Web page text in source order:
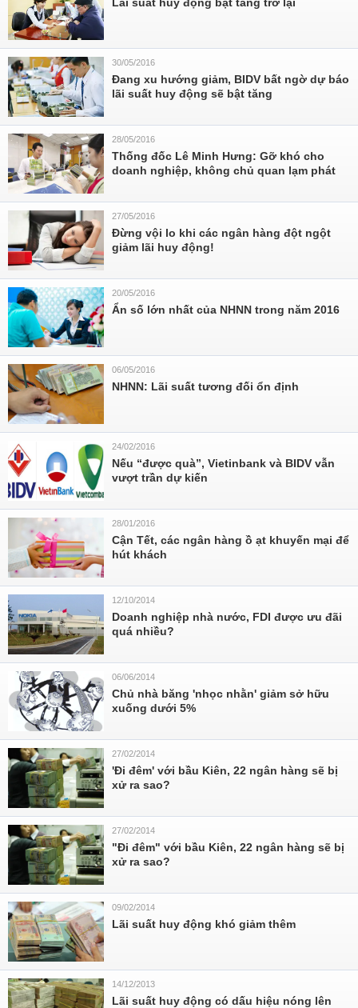
30/05/2016
Đang xu hướng giảm, BIDV bất ngờ dự báo
lãi suất huy động sẽ bật tăng
28/05/2016
Thống đốc Lê Minh Hưng: Gỡ khó cho
doanh nghiệp, không chủ quan lạm phát
27/05/2016
Đừng vội lo khi các ngân hàng đột ngột
giảm lãi huy động!
20/05/2016
Ẩn số lớn nhất của NHNN trong năm 2016
06/05/2016
NHNN: Lãi suất tương đối ổn định
24/02/2016
Nếu “được quà”, Vietinbank và BIDV vẫn
vượt trần dự kiến
28/01/2016
Cận Tết, các ngân hàng ồ ạt khuyến mại để
hút khách
12/10/2014
Doanh nghiệp nhà nước, FDI được ưu đãi
quá nhiều?
06/06/2014
Chủ nhà băng 'nhọc nhằn' giảm sở hữu
xuống dưới 5%
27/02/2014
'Đi đêm' với bầu Kiên, 22 ngân hàng sẽ bị
xử ra sao?
27/02/2014
"Đi đêm" với bầu Kiên, 22 ngân hàng sẽ bị
xử ra sao?
09/02/2014
Lãi suất huy động khó giảm thêm
14/12/2013
Lãi suất huy động có dấu hiệu nóng lên